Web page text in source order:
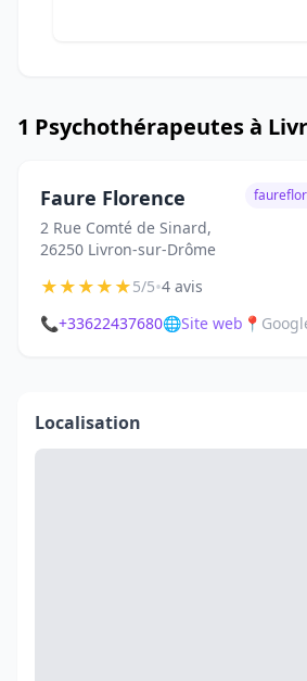
1 Psychothérapeutes à
Faure Florence
2 Rue Comté de Sinard,
26250 Livron-sur-Drôme
★★★★★5/5•4 avis
📞+33622437680🌐Site web 📍
Localisation